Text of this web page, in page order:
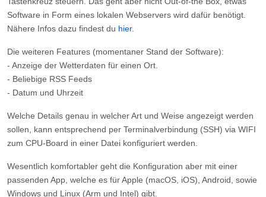
Software in Form eines lokalen Webservers wird dafür benötigt.
Nähere Infos dazu findest du hier.
Die weiteren Features (momentaner Stand der Software):
- Anzeige der Wetterdaten für einen Ort.
- Beliebige RSS Feeds
- Datum und Uhrzeit
Welche Details genau in welcher Art und Weise angezeigt werden
sollen, kann entsprechend per Terminalverbindung (SSH) via WIFI
zum CPU-Board in einer Datei konfiguriert werden.
Wesentlich komfortabler geht die Konfiguration aber mit einer
passenden App, welche es für Apple (macOS, iOS), Android, sowie
Windows und Linux (Arm und Intel) gibt.